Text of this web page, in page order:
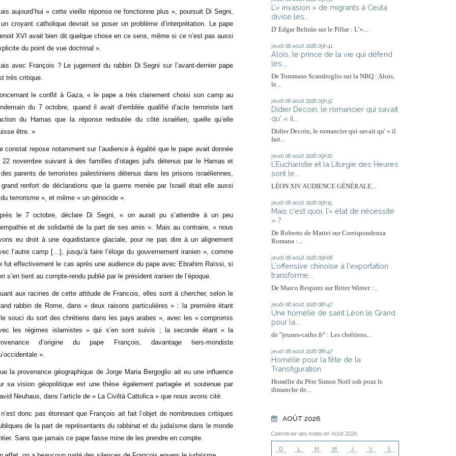
aujourd’hui « cette vieille réponse ne fonctionne plus », poursuit Di Segni,
croyant catholique devrait se poser un problème d’interprétation. Le pape
XVI avait bien dit quelque chose en ce sens, même si ce n’est pas aussi
du point de vue doctrinal ».
avec François ? Le jugement du rabbin Di Segni sur l’avant-dernier pape
très critique.
le conflit à Gaza, « le pape a très clairement choisi son camp au
du 7 octobre, quand il avait d’emblée qualifié d’acte terroriste tant
du Hamas que la réponse redoutée du côté israélien, quelle qu’elle
être. »
constat repose notamment sur l’audience à égalité que le pape avait donnée
22 novembre suivant à des familles d’otages juifs détenus par le Hamas et
parents de terroristes palestiniens détenus dans les prisons israéliennes,
renfort de déclarations que la guerre menée par Israël était elle aussi
terrorisme », et même « un génocide ».
le 7 octobre, déclare Di Segni, « on aurait pu s’attendre à un peu
et de solidarité de la part de ses amis ». Mais au contraire, « nous
eu droit à une équidistance glaciale, pour ne pas dire à un alignement
l’autre camp […], jusqu’à faire l’éloge du gouvernement iranien », comme
fut effectivement le cas après une audience du pape avec Ebrahim Raïssi, si
s’en tient au compte-rendu publié par le président iranien de l’époque.
aux racines de cette attitude de Francois, elles sont à chercher, selon le
rabbin de Rome, dans « deux raisons particulières » : la première étant
souci du sort des chrétiens dans les pays arabes », avec les « compromis
les régimes islamistes » qui s’en sont suivis ; la seconde étant « la
d’origine du pape François, davantage tiers-mondiste
».
la provenance géographique de Jorge Maria Bergoglio ait eu une influence
sa vision géopolitique est une thèse également partagée et soutenue par
Neuhaus, dans l’article de « La Civiltà Cattolica » que nous avons cité.
donc pas étonnant que François ait fait l’objet de nombreuses critiques
de la part de représentants du rabbinat et du judaïsme dans le monde
Sans que jamais ce pape fasse mine de les prendre en compte.
L’« invasion » de migrants à Ceuta
divise les...
D' Edgar Beltrán sur le Pillar : L’«...
jeudi 06 août 2026 09h41
Alois, le prince de la vie qui défend
les...
De Tommaso Scandroglio sur la NBQ : Alois,
le...
jeudi 06 août 2026 09h32
Didier Decoin, le romancier qui savait
qu' « il...
Didier Decoin, le romancier qui savait qu' « il
fait...
jeudi 06 août 2026 09h20
L’Eucharistie et la Liturgie des Heures
sont le...
LÉON XIV AUDIENCE GÉNÉRALE...
jeudi 06 août 2026 09h15
Mais c'est quoi, l’« état de nécessité
» ?
De Roberto de Mattei sur Corrispondenza
Romana :...
jeudi 06 août 2026 09h08
L'offensive chinoise à l'exportation
transforme...
De Marco Respinti sur Bitter Winter :...
jeudi 06 août 2026 08h47
Une homélie de saint Léon le Grand
pour la...
de "jeunes-catho.fr" : Les chrétiens...
jeudi 06 août 2026 08h47
Homélie pour la fête de la
Transfiguration
Homélie du Père Simon Noël osb pour le
dimanche de...
AOÛT 2026
Calendrier des notes en Août 2026
D L M M J V S